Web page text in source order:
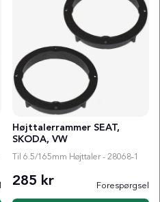
Højttalerrammer SEAT,
SKODA, VW
Til 6.5/165mm Højttaler - 28068-1
285 kr Forespørgsel